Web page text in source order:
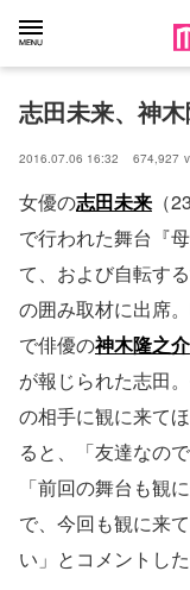
志田未来、神
2016.07.06 16:32 674,927
女優の志田未来 （
で行われた舞台『
て、および自転す
の囲み取材に出席
で俳優の神木隆之介
が報じられた志田
の相手に観に来て
ると、「友達なの
「前回の舞台も観
で、今回も観に来
い」とコメントした